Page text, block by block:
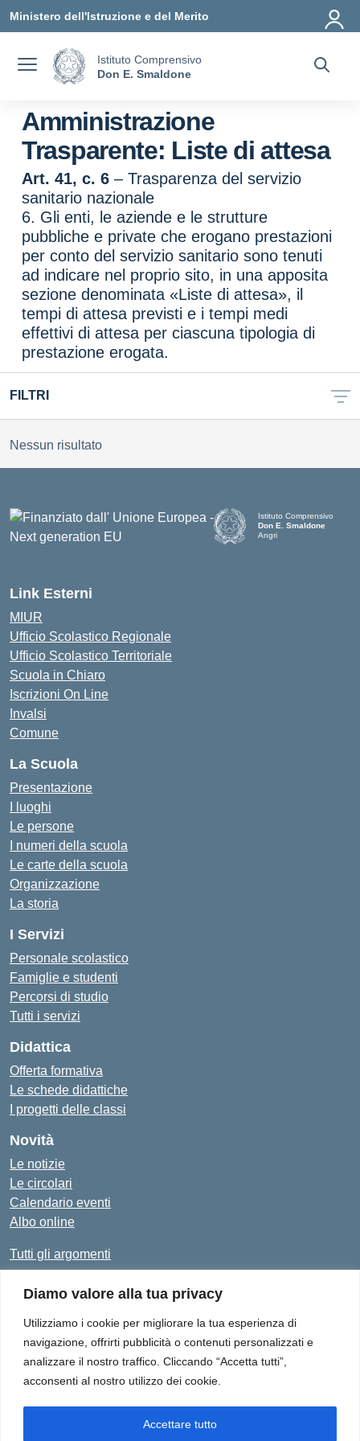
Diamo valore alla tua privacy
Utilizziamo i cookie per migliorare la tua esperienza di
navigazione, offrirti pubblicità o contenuti personalizzati e
analizzare il nostro traffico. Cliccando “Accetta tutti”,
acconsenti al nostro utilizzo dei cookie.
Accettare tutto
Ministero dell'Istruzione e del Merito
Istituto Comprensivo
Don E. Smaldone
Amministrazione
Trasparente: Liste di attesa
Art. 41, c. 6 – Trasparenza del servizio
sanitario nazionale
6. Gli enti, le aziende e le strutture
pubbliche e private che erogano prestazioni
per conto del servizio sanitario sono tenuti
ad indicare nel proprio sito, in una apposita
sezione denominata «Liste di attesa», il
tempi di attesa previsti e i tempi medi
effettivi di attesa per ciascuna tipologia di
prestazione erogata.
FILTRI
Nessun risultato
Istituto Comprensivo
Don E. Smaldone
Angri
Link Esterni
MIUR
Ufficio Scolastico Regionale
Ufficio Scolastico Territoriale
Scuola in Chiaro
Iscrizioni On Line
Invalsi
Comune
La Scuola
Presentazione
I luoghi
Le persone
I numeri della scuola
Le carte della scuola
Organizzazione
La storia
I Servizi
Personale scolastico
Famiglie e studenti
Percorsi di studio
Tutti i servizi
Didattica
Offerta formativa
Le schede didattiche
I progetti delle classi
Novità
Le notizie
Le circolari
Calendario eventi
Albo online
Tutti gli argomenti
Amministrazione TrasparenteAlbo Online
Dichiarazione di accessibilità
Istituto Comprensivo "Don Enrico Smaldone" - Via Europa 1,
SAIC8BN00Q@pec.istruzione.it